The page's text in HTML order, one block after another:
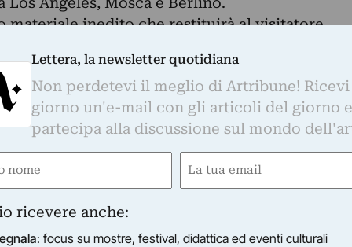
materiale inedito che restituirà al visitatore
le varie sezioni che la compongono, una
Nino Rota, il celebre compositore che ha
film. In particolare sarà esposta, per la
originali sui quali Rota appuntava le
musica che avrebbe dovuto accompagnare
sarà esposta la primissima sceneggiatura di
Amarcord, intitolato “Il borgo”, in una
di Otto e mezzo di proprietà di Lina
alla regia di Federico Fellini proprio in quel
Lettera, la newsletter quotidiana
Non perdetevi il meglio di Artribune! Ricevi
giorno un'e-mail con gli articoli del giorno e
partecipa alla discussione sul mondo
Email
ricevere anche:
: focus su mostre, festival, didattica ed eventi culturali